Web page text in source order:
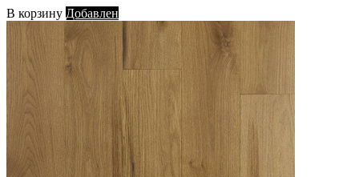
В корзину Добавлен